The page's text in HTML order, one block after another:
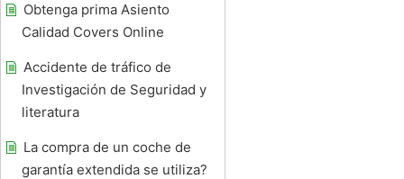
Obtenga prima Asiento
Calidad Covers Online
Accidente de tráfico de
Investigación de Seguridad y
literatura
La compra de un coche de
garantía extendida se utiliza?